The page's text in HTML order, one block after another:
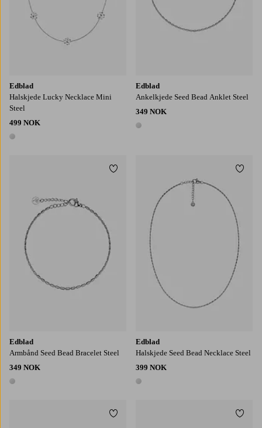
Edblad
Halskjede Lucky Necklace Mini
Steel
499 NOK
1 farge
Edblad
Ankelkjede Seed Bead Anklet Steel
349 NOK
1 farge
Edblad
Armbånd Seed Bead Bracelet Steel
349 NOK
1 farge
Legg til favoritter
Edblad
Halskjede Seed Bead Necklace Steel
399 NOK
1 farge
Legg til favoritter